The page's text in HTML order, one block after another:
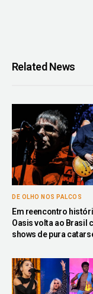
Related News
DE OLHO NOS PALCOS
Em reencontro
Oasis volta ao Brasil
shows de pura